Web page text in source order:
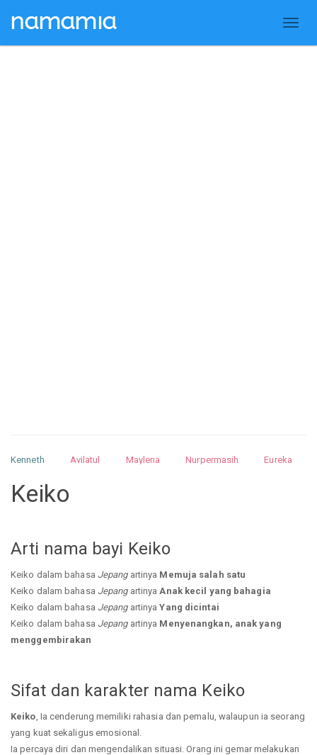
Kenneth Avilatul Maylena Nurpermasih
Eureka
Nurhilman
Keiko
Arti nama bayi Keiko
Keiko dalam bahasa Jepangartinya Memuja salah satu
Keiko dalam bahasa Jepangartinya Anak kecil yang bahagia
Keiko dalam bahasa JepangartinyaYang dicintai
Keiko dalam bahasa Jepangartinya Menyenangkan, anak yang
menggembirakan
Sifat dan karakter nama Keiko
Keiko , Ia cenderung memiliki rahasia dan pemalu, walaupun ia seorang
yang kuat sekaligus emosional.
Ia percaya diri dan mengendalikan situasi. Orang ini gemar melakukan